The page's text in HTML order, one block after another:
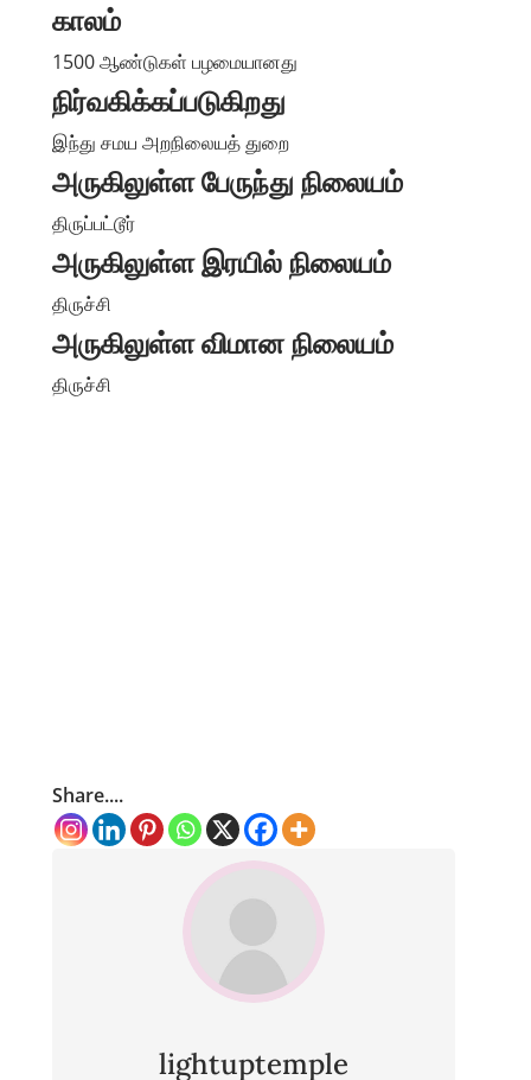
காலம்
1500 ஆண்டுகள் பழமையானது
நிர்வகிக்கப்படுகிறது
இந்து சமய அறநிலையத் துறை
அருகிலுள்ள பேருந்து நிலையம்
திருப்பட்டூர்
அருகிலுள்ள இரயில் நிலையம்
திருச்சி
அருகிலுள்ள விமான நிலையம்
திருச்சி
Share....
lightuptemple